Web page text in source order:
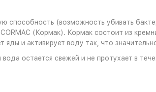
способность (возможность убивать
(Кормак). Кормак состоит из
яды и активирует воду так, что
вода остается свежей и не протухает в